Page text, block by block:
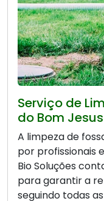
Serviço de
do Bom
A limpeza de
por profissionais
Bio Soluções
para garantir a
seguindo todas